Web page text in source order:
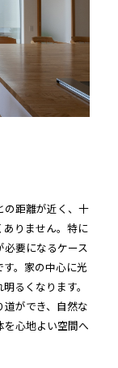
の距離が近く、十
りません。特に
要になるケース
。家の中心に光
るくなります。
ができ、自然な
心地よい空間へ